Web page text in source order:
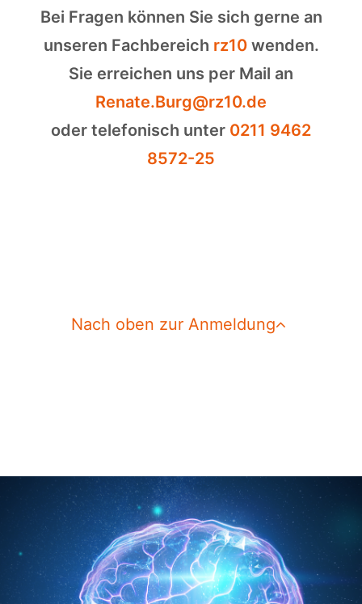
Bei Fragen können Sie sich gerne an
unseren Fachbereich rz10wenden.
Sie erreichen uns per Mail an
Renate.Burg@rz10.de
oder telefonisch unter 0211 9462
8572-25
Nach oben zur Anmeldung